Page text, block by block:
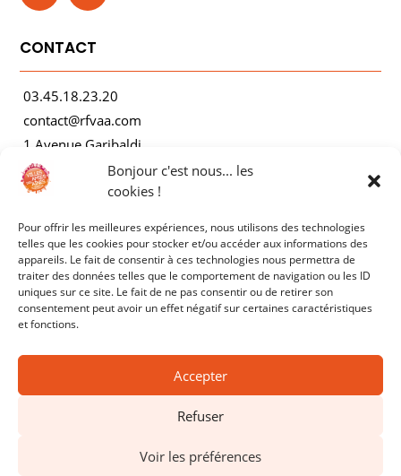
Bonjour c'est nous... les
cookies !
Pour offrir les meilleures expériences, nous utilisons des technologies
telles que les cookies pour stocker et/ou accéder aux informations des
appareils. Le fait de consentir à ces technologies nous permettra de
traiter des données telles que le comportement de navigation ou les ID
uniques sur ce site. Le fait de ne pas consentir ou de retirer son
consentement peut avoir un effet négatif sur certaines caractéristiques
et fonctions.
Accepter
Refuser
Voir les préférences
CONTACT
03.45.18.23.20
contact@rfvaa.com
1 Avenue Garibaldi
21000 Dijon
AUTRES
Mentions légales
Politiques de confidentialité